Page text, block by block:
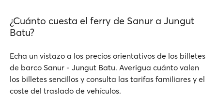
¿Cuánto cuesta el ferry de Sanur a Jungut
Batu?
Echa un vistazo a los precios orientativos de los billetes
de barco Sanur - Jungut Batu. Averigua cuánto valen
los billetes sencillos y consulta las tarifas familiares y el
coste del traslado de vehículos.